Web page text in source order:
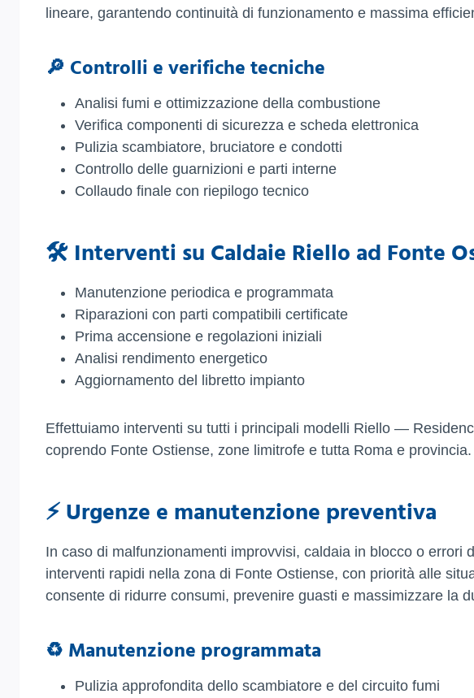
lineare, garantendo continuità di funzionamento e massima
🔎 Controlli e verifiche tecniche
Analisi fumi e ottimizzazione della combustione
Verifica componenti di sicurezza e scheda elettronica
Pulizia scambiatore, bruciatore e condotti
Controllo delle guarnizioni e parti interne
Collaudo finale con riepilogo tecnico
🛠️ Interventi su Caldaie Riello ad Fonte
Manutenzione periodica e programmata
Riparazioni con parti compatibili certificate
Prima accensione e regolazioni iniziali
Analisi rendimento energetico
Aggiornamento del libretto impianto
Effettuiamo interventi su tutti i principali modelli Riello —
coprendo Fonte Ostiense, zone limitrofe e tutta Roma e provincia.
⚡ Urgenze e manutenzione preventiva
In caso di malfunzionamenti improvvisi, caldaia in blocco o errori
interventi rapidi nella zona di Fonte Ostiense, con priorità alle
consente di ridurre consumi, prevenire guasti e massimizzare la
♻️ Manutenzione programmata
Pulizia approfondita dello scambiatore e del circuito fumi